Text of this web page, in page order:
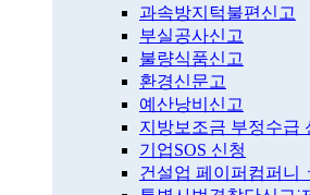
과속방지턱불편신고
부실공사신고
불량식품신고
환경신문고
예산낭비신고
지방보조금 부정수급
기업SOS 신청
건설업 페이퍼컴퍼니